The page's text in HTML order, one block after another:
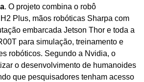
. O projeto combina o robô
Plus, mãos robóticas Sharpa com
embarcada Jetson Thor e toda a
para simulação, treinamento e
robóticos. Segundo a Nvidia, o
o desenvolvimento de humanoides
que pesquisadores tenham acesso